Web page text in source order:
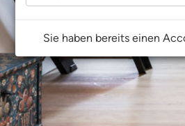
Sie haben bereits einen